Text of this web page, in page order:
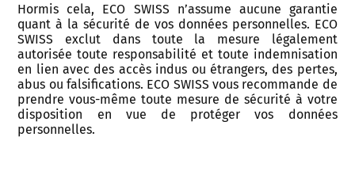
Hormis cela, ECO SWISS n’assume aucune garantie
quant à la sécurité de vos données personnelles. ECO
SWISS exclut dans toute la mesure légalement
autorisée toute responsabilité et toute indemnisation
en lien avec des accès indus ou étrangers, des pertes,
abus ou falsifications. ECO SWISS vous recommande de
prendre vous-même toute mesure de sécurité à votre
disposition en vue de protéger vos données
personnelles.